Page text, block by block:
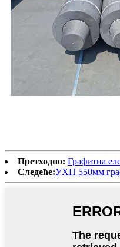
Претходно: Графитна
Следеће:УХП 550мм